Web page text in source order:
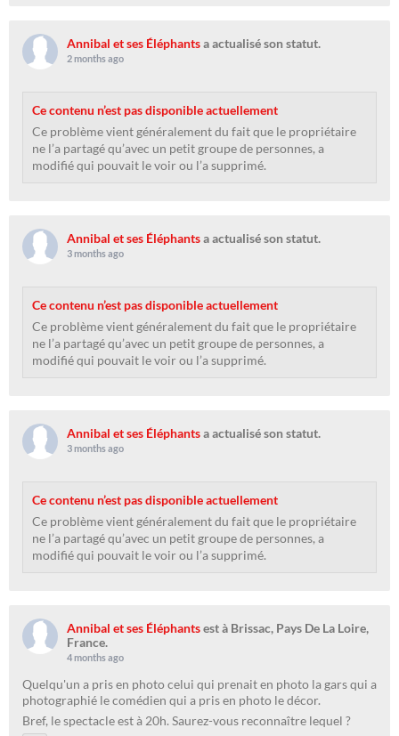
Annibal et ses Éléphantsa actualisé son statut.
2 months ago
Ce contenu n’est pas disponible actuellement
Ce problème vient généralement du fait que le propriétaire
ne l’a partagé qu’avec un petit groupe de personnes, a
modifié qui pouvait le voir ou l’a supprimé.
Annibal et ses Éléphantsa actualisé son statut.
3 months ago
Ce contenu n’est pas disponible actuellement
Ce problème vient généralement du fait que le propriétaire
ne l’a partagé qu’avec un petit groupe de personnes, a
modifié qui pouvait le voir ou l’a supprimé.
Annibal et ses Éléphantsa actualisé son statut.
3 months ago
Ce contenu n’est pas disponible actuellement
Ce problème vient généralement du fait que le propriétaire
ne l’a partagé qu’avec un petit groupe de personnes, a
modifié qui pouvait le voir ou l’a supprimé.
Annibal et ses Éléphantsest à Brissac, Pays De La Loire,
France.
4 months ago
Quelqu'un a pris en photo celui qui prenait en photo la gars qui a
photographié le comédien qui a pris en photo le décor.
Bref, le spectacle est à 20h. Saurez-vous reconnaître lequel ?